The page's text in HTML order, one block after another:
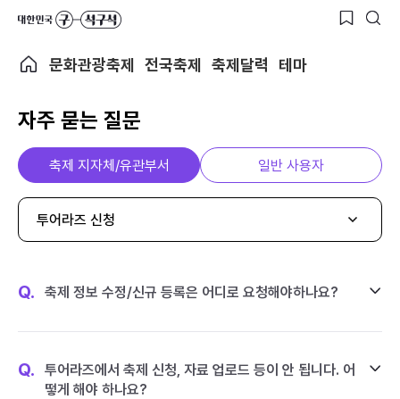
문화관광축제 전국축제 축제달력 테마
자주 묻는 질문
축제 지자체/유관부서 일반 사용자
투어라즈 신청
Q. 축제 정보 수정/신규 등록은 어디로 요청해야하나요?
Q.
투어라즈에서 축제 신청, 자료 업로드 등이 안 됩니다. 어
떻게 해야 하나요?